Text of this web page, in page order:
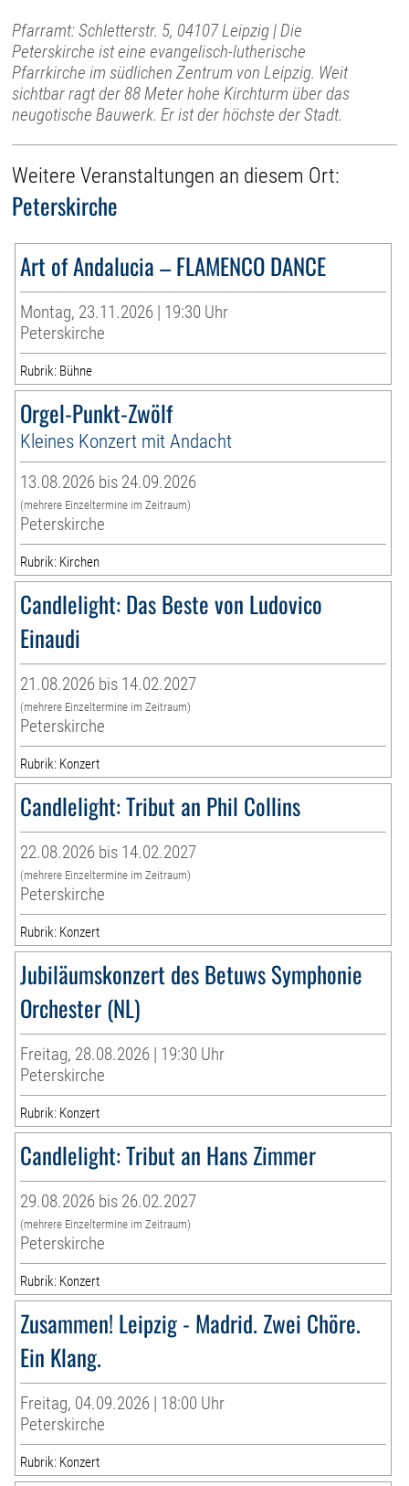
Pfarramt: Schletterstr. 5, 04107 Leipzig | Die
Peterskirche ist eine evangelisch-lutherische
Pfarrkirche im südlichen Zentrum von Leipzig. Weit
sichtbar ragt der 88 Meter hohe Kirchturm über das
neugotische Bauwerk. Er ist der höchste der Stadt.
Weitere Veranstaltungen an diesem Ort:
Peterskirche
Art of Andalucia – FLAMENCO DANCE
Montag, 23.11.2026 | 19:30 Uhr
Peterskirche
Rubrik: Bühne
Orgel-Punkt-Zwölf
Kleines Konzert mit Andacht
13.08.2026 bis 24.09.2026
(mehrere Einzeltermine im Zeitraum)
Peterskirche
Rubrik: Kirchen
Candlelight: Das Beste von Ludovico
Einaudi
21.08.2026 bis 14.02.2027
(mehrere Einzeltermine im Zeitraum)
Peterskirche
Rubrik: Konzert
Candlelight: Tribut an Phil Collins
22.08.2026 bis 14.02.2027
(mehrere Einzeltermine im Zeitraum)
Peterskirche
Rubrik: Konzert
Jubiläumskonzert des Betuws Symphonie
Orchester (NL)
Freitag, 28.08.2026 | 19:30 Uhr
Peterskirche
Rubrik: Konzert
Candlelight: Tribut an Hans Zimmer
29.08.2026 bis 26.02.2027
(mehrere Einzeltermine im Zeitraum)
Peterskirche
Rubrik: Konzert
Zusammen! Leipzig - Madrid. Zwei Chöre.
Ein Klang.
Freitag, 04.09.2026 | 18:00 Uhr
Peterskirche
Rubrik: Konzert